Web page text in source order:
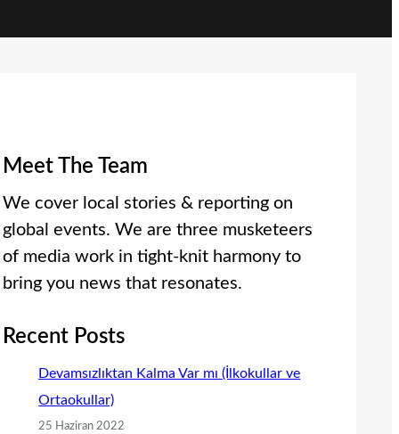
Meet The Team
We cover local stories & reporting on
global events. We are three musketeers
of media work in tight-knit harmony to
bring you news that resonates.
Recent Posts
Devamsızlıktan Kalma Var mı (İlkokullar ve
Ortaokullar)
25 Haziran 2022